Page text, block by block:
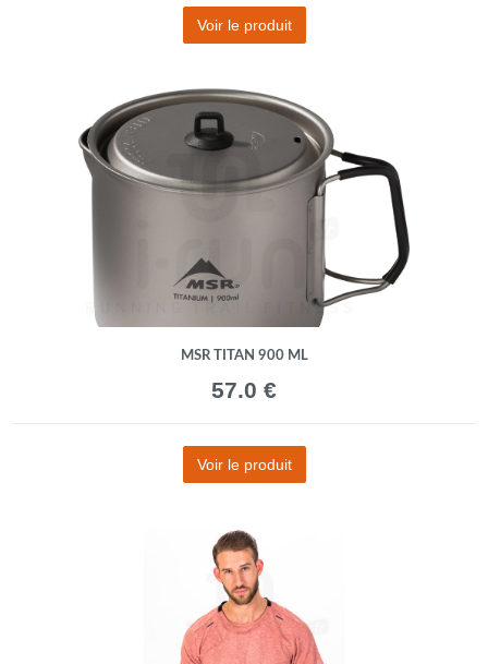
Voir le produit
MSR TITAN 900 ML
57.0 €
Voir le produit